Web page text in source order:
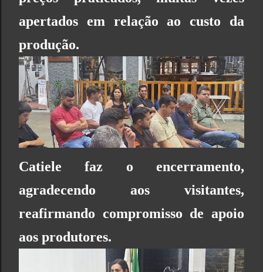
apertados em relação ao custo da
produção.
Catiele faz o encerramento,
agradecendo aos visitantes,
reafirmando compromisso de apoio
aos produtores.